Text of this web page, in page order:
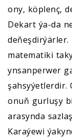
ony, köplenç,
Dekart ýa-da
matematiki
ynsanperwer
şahsyýetlerdir.
onuň gurluşy
arasynda
Karaýewi